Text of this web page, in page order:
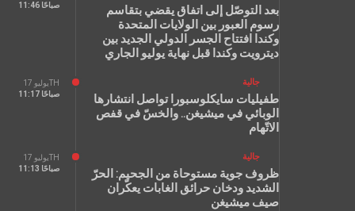
11:46 صباحًا
بعد التوصّل إلى اتفاق يقضي بتقاسم
رسوم العبور بين الولايات المتحدة
وكندا افتتاح الجسر الدولي الجديد بين
ديترويت وكندا قبل نهاية يوليو الجاري
يوليو 17TH
11:17 صباحًا
جالية
طفيليات سايكلوسبورا تواصل انتشارها
الوبائي في ميشيغن.. والخسّ في قفص
الاتّهام
يوليو 17TH
11:13 صباحًا
جالية
ظروف جوية مستوحاة من الجحيم: الحرّ
الشديد ودخان حرائق الغابات يعكّران
صيف ميشيغن